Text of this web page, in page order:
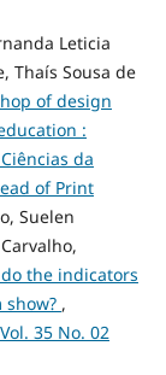
Leticia
Thaís Sousa de
of design
:
da
of Print
Suelen
the indicators
,
35 No. 02